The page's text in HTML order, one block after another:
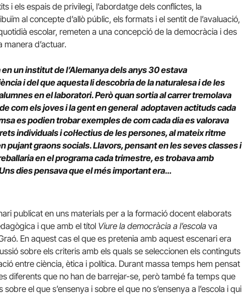
i els espais de privilegi, l’abordatge dels conflictes, la
al concepte d’allò públic, els formats i el sentit de l’avaluació,
escolar, remeten a una concepció de la democràcia i des
manera d’actuar.
un institut de l’Alemanya dels anys 30 estava
i del que aquesta li descobria de la naturalesa i de les
en el laboratori. Però quan sortia al carrer tremolava
com els joves i la gent en general adoptaven actituds cada
es podien trobar exemples de com cada dia es valorava
individuals i col·lectius de les persones, al mateix ritme
pujant graons socials. Llavors, pensant en les seves classes i
en el programa cada trimestre, es trobava amb
dies pensava que el més important era…
publicat en uns materials per a la formació docent elaborats
i que amb el títol Viure la democràcia a l’escola va
En aquest cas el que es pretenia amb aquest escenari era
sobre els criteris amb els quals se seleccionen els continguts
entre ciència, ètica i política. Durant massa temps hem pensat
diferents que no han de barrejar-se, però també fa temps que
el que s’ensenya i sobre el que no s’ensenya a l’escola i qui